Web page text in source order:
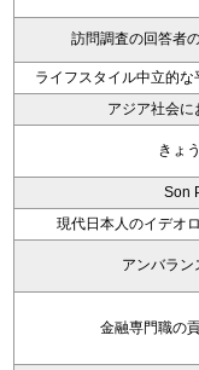
訪問調査の回答者
ライフスタイル中立的
アジア社会
きょ
Son
現代日本人のイデオ
アンバラン
金融専門職の